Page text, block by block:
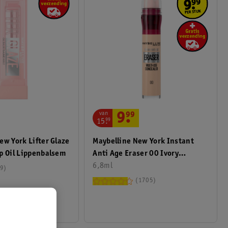
York Lifter Glaze
Oil Lippenbalsem
9
Maybelline New York Instant
Anti Age Eraser 00 Ivory
Concealer
6,8ml
van
15.
99 9.
99
1705